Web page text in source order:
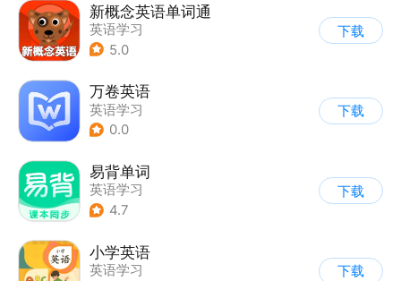
新概念英语单词通
英语学习
5.0
下载
万卷英语
英语学习
0.0
下载
易背单词
英语学习
4.7
下载
小学英语
英语学习
下载